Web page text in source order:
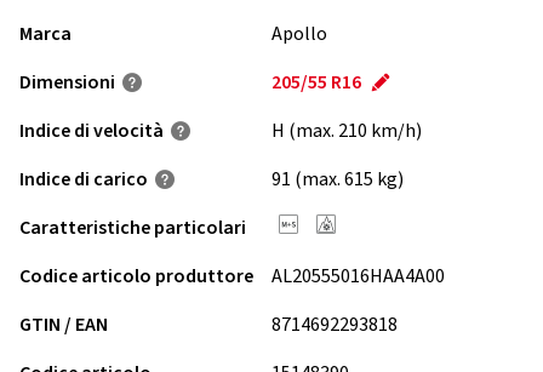
Marca
Apollo
Dimensioni
205/55 R16
Indice di velocità
H (max. 210 km/h)
Indice di carico
91 (max. 615 kg)
Caratteristiche particolari
Codice articolo produttore
AL20555016HAA4A00
GTIN / EAN
8714692293818